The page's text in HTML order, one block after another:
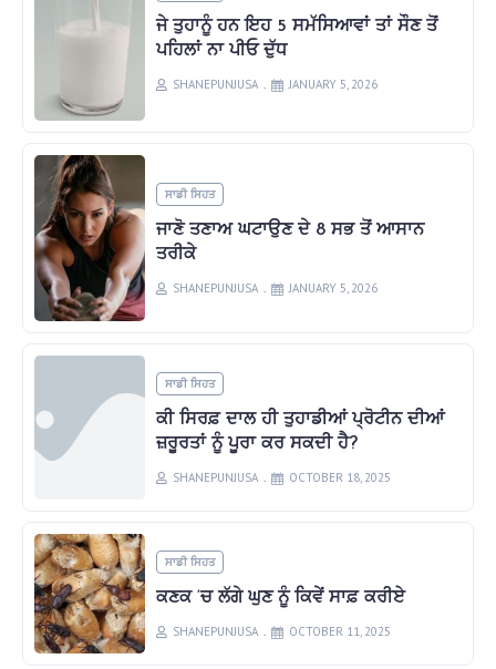
ਜੇ ਤੁਹਾਨੂੰ ਹਨ ਇਹ 5 ਸਮੱਸਿਆਵਾਂ ਤਾਂ ਸੌਣ ਤੋਂ
ਪਹਿਲਾਂ ਨਾ ਪੀਓ ਦੁੱਧ
SHANEPUNJUSA JANUARY 5, 2026
ਸਾਡੀ ਸਿਹਤ
ਜਾਣੋ ਤਣਾਅ ਘਟਾਉਣ ਦੇ 8 ਸਭ ਤੋਂ ਆਸਾਨ
ਤਰੀਕੇ
SHANEPUNJUSA JANUARY 5, 2026
ਸਾਡੀ ਸਿਹਤ
ਕੀ ਸਿਰਫ਼ ਦਾਲ ਹੀ ਤੁਹਾਡੀਆਂ ਪ੍ਰੋਟੀਨ ਦੀਆਂ
ਜ਼ਰੂਰਤਾਂ ਨੂੰ ਪੂਰਾ ਕਰ ਸਕਦੀ ਹੈ?
SHANEPUNJUSA OCTOBER 18, 2025
ਸਾਡੀ ਸਿਹਤ
ਕਣਕ ‘ਚ ਲੱਗੇ ਘੁਣ ਨੂੰ ਕਿਵੇਂ ਸਾਫ਼ ਕਰੀਏ
SHANEPUNJUSA OCTOBER 11, 2025